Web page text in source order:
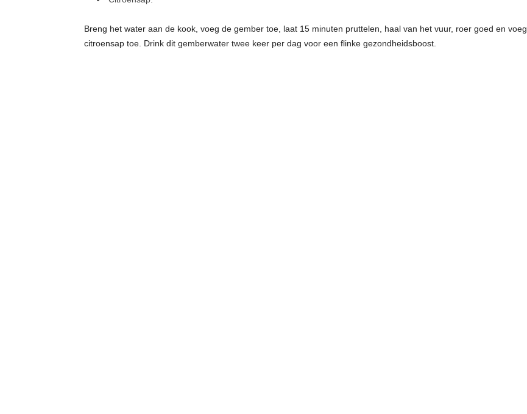
Breng het water aan de kook, voeg de gember toe, laat 15 minuten pruttelen, haal van het vuur, roer goed en voeg
citroensap toe. Drink dit gemberwater twee keer per dag voor een flinke gezondheidsboost.